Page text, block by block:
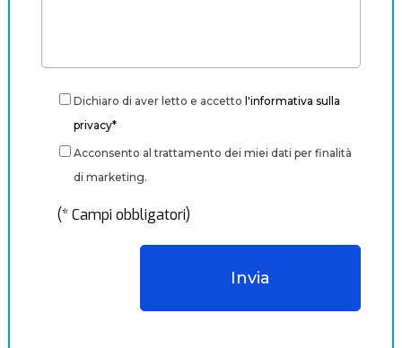
Dichiaro di aver letto e accetto l'informativa sulla
privacy*
Acconsento al trattamento dei miei dati per finalità
di marketing.
(* Campi obbligatori)